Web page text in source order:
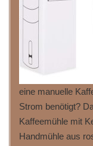
eine manuelle
Strom benötigt?
Kaffeemühle mit
Handmühle aus